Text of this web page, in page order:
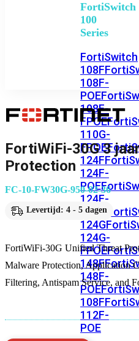
FortiSwitch
100
Series
FortiSwitch
108F
108F-
POE
108F-
FPOE
110G-
FPOE
124F
124F-
POE
124F-
FPOE
124G
124G-
FPOE
148F
148F-
POE
108F
112F-
POE
FortiWiFi-30G 3
Protection
FC-10-FW30G-950-02-36
Levertijd: 4 - 5 dagen
FortiWiFi-30G Unified Threat
Malware Protection, Application
Filtering, Antispam Service, and